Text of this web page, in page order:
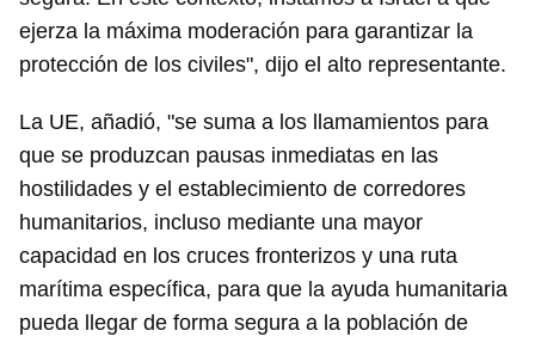
ejerza la máxima moderación para garantizar la
protección de los civiles", dijo el alto representante.
La UE, añadió, "se suma a los llamamientos para
que se produzcan pausas inmediatas en las
hostilidades y el establecimiento de corredores
humanitarios, incluso mediante una mayor
capacidad en los cruces fronterizos y una ruta
marítima específica, para que la ayuda humanitaria
pueda llegar de forma segura a la población de